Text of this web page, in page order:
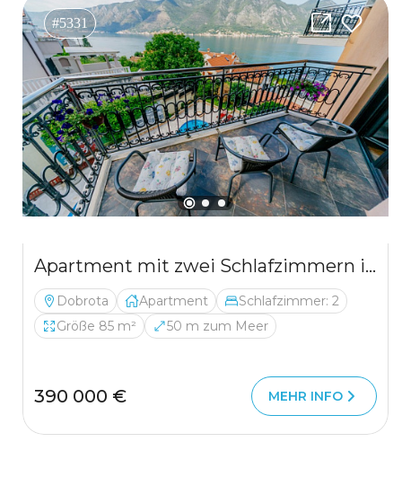
#5331
Apartment mit zwei Schlafzimmern in Meeresnähe in Kotor
Dobrota Apartment
Schlafzimmer: 2
Größe 85 m²
50 m zum Meer
390 000 € MEHR INFO